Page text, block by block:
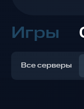
Игры
Все серверы